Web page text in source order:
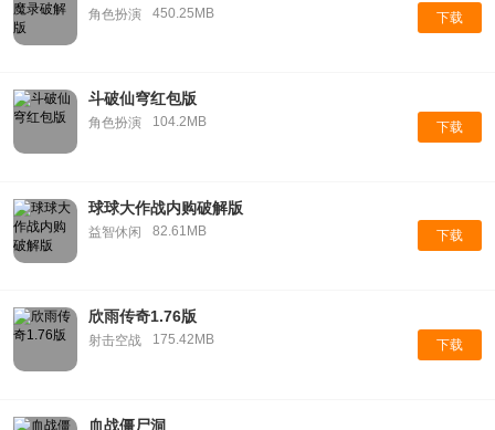
角色扮演 450.25MB 下载
斗破仙穹红包版
角色扮演 104.2MB 下载
球球大作战内购破解版
益智休闲 82.61MB 下载
欣雨传奇1.76版
射击空战 175.42MB 下载
血战僵尸洞